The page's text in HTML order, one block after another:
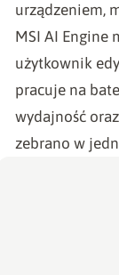
urządzeniem,
MSI AI Engine
użytkownik
pracuje na
wydajność
zebrano w